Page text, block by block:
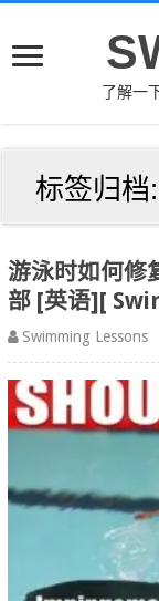
了解一
标签归档:
游泳时如何修
部 [英语][
Swimming Lessons